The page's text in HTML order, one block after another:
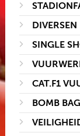
DIVERSEN
SINGLE
CAT.F1
BOMB